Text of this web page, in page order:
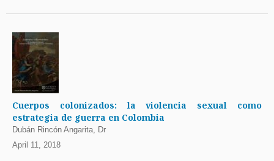
Cuerpos colonizados: la violencia sexual como
estrategia de guerra en Colombia
Dubán Rincón Angarita, Dr
April 11, 2018